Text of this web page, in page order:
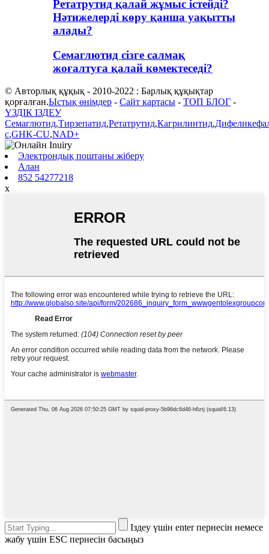
Ретатрутид қалай жұмыс істейді?
Нәтижелерді көру қанша уақытты
алады?
Семаглютид сізге салмақ
жоғалтуға қалай көмектеседі?
© Авторлық құқық - 2010-2022 : Барлық құқықтар
қорғалған.Ыстық өнімдер - Сайт картасы - ТОП БЛОГ -
ҮЗДІК ІЗДЕУ
Семаглютид,Тирзепатид,Ретатрутид,Кагрилинтид,
c,GHK-CU,NAD+
Электрондық поштаны жіберу
Алан
852 54277218
x
Іздеу үшін enter пернесін немесе
жабу үшін ESC пернесін басыңыз